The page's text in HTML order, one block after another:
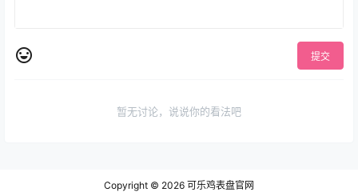
提交
暂无讨论，说说你的看法吧
Copyright © 2026 可乐鸡表盘官网